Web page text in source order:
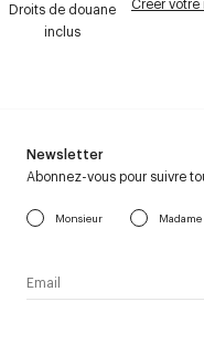
Droits de douane
inclus
Newsletter
Abonnez-vous pour suivre
Monsieur Madame